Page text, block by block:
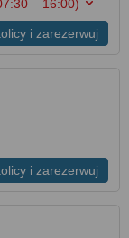
– 16:00)
i zarezerwuj
i zarezerwuj